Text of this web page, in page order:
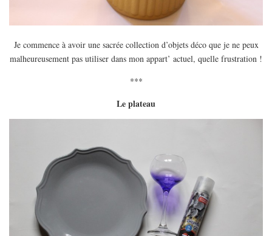
Je commence à avoir une sacrée collection d’objets déco que je ne peux
malheureusement pas utiliser dans mon appart’ actuel, quelle frustration !
***
Le plateau